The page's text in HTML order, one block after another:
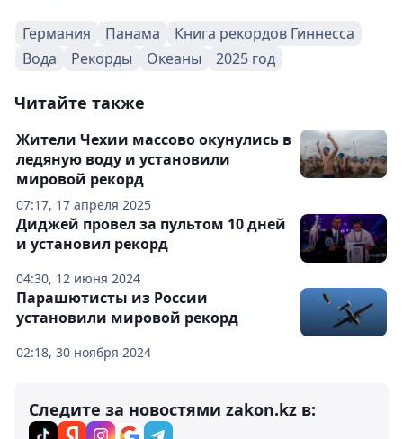
Германия Панама
Книга рекордов Гиннесса
Вода
Рекорды Океаны 2025 год
Читайте также
07:17, 17 апреля 2025
Жители Чехии массово окунулись в
ледяную воду и установили
мировой рекорд
04:30, 12 июня 2024
Диджей провел за пультом 10 дней
и установил рекорд
02:18, 30 ноября 2024
Парашютисты из России
установили мировой рекорд
Следите за новостями zakon.kz в: